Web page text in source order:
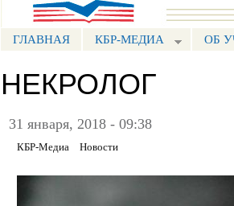
ГЛАВНАЯ КБР-МЕДИА ОБ
НЕКРОЛОГ
31 января, 2018 - 09:38
КБР-Медиа Новости